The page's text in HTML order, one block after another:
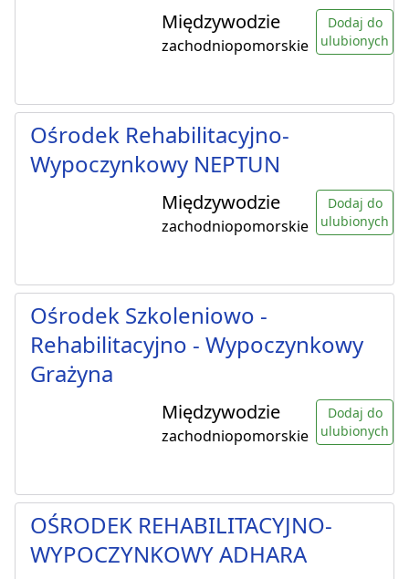
Międzywodzie
zachodniopomorskie
Dodaj do
ulubionych
Ośrodek Rehabilitacyjno-
Wypoczynkowy NEPTUN
Międzywodzie
zachodniopomorskie
Dodaj do
ulubionych
Ośrodek Szkoleniowo -
Rehabilitacyjno - Wypoczynkowy
Grażyna
Międzywodzie
zachodniopomorskie
Dodaj do
ulubionych
OŚRODEK REHABILITACYJNO-
WYPOCZYNKOWY ADHARA